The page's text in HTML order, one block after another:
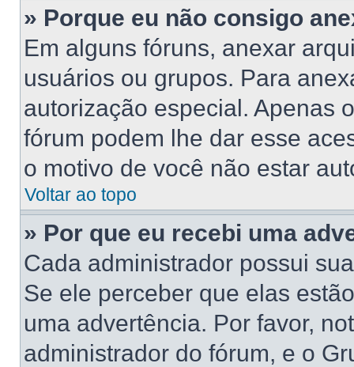
» Porque eu não consigo
Em alguns fóruns, anexar
usuários ou grupos. Para
autorização especial. Apenas
fórum podem lhe dar esse
o motivo de você não estar
Voltar ao topo
» Por que eu recebi uma
Cada administrador possui
Se ele perceber que elas
uma advertência. Por favor,
administrador do fórum, e o